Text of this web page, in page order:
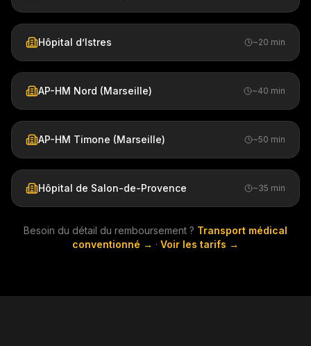
Hôpital d’Istres ~20 min
AP-HM Nord (Marseille) ~40 min
AP-HM Timone (Marseille) ~50 min
Hôpital de Salon-de-Provence ~35 min
Besoin du détail du remboursement ? Transport médical
conventionné → · Voir les tarifs →